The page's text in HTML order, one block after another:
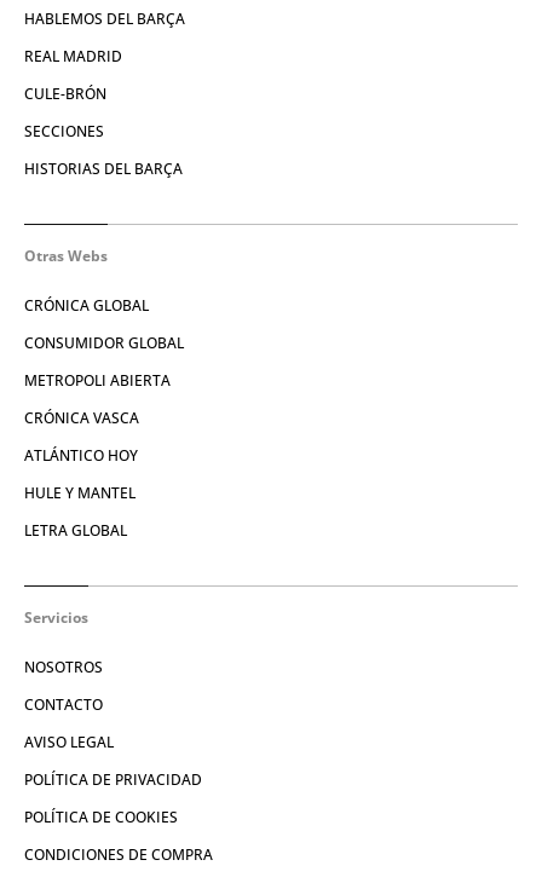
HABLEMOS DEL BARÇA
REAL MADRID
CULE-BRÓN
SECCIONES
HISTORIAS DEL BARÇA
Otras Webs
CRÓNICA GLOBAL
CONSUMIDOR GLOBAL
METROPOLI ABIERTA
CRÓNICA VASCA
ATLÁNTICO HOY
HULE Y MANTEL
LETRA GLOBAL
Servicios
NOSOTROS
CONTACTO
AVISO LEGAL
POLÍTICA DE PRIVACIDAD
POLÍTICA DE COOKIES
CONDICIONES DE COMPRA